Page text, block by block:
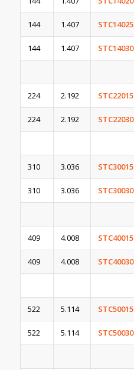
144 1.407 STC14025
144 1.407 STC14030
224 2.192 STC22015
224 2.192 STC22030
310 3.036 STC30015
310 3.036 STC30030
409 4.008 STC40015
409 4.008 STC40030
522 5.114 STC50015
522 5.114 STC50030